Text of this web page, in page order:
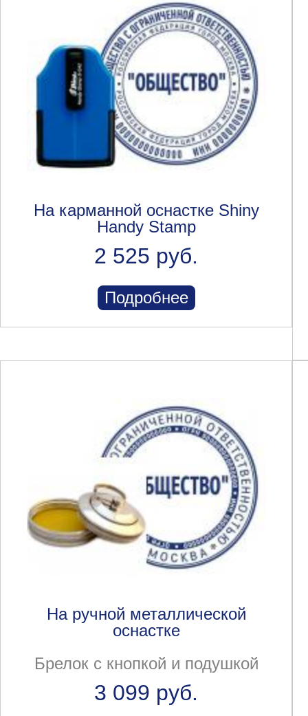
На карманной оснастке Shiny
Handy Stamp
2 525 руб.
Подробнее
На ручной металлической
оснастке
Брелок с кнопкой и подушкой
3 099 руб.